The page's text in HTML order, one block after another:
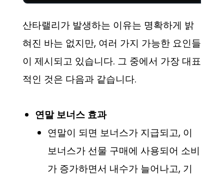
산타랠리가 발생하는 이유는 명확하게 밝
혀진 바는 없지만, 여러 가지 가능한 요인들
이 제시되고 있습니다. 그 중에서 가장 대표
적인 것은 다음과 같습니다.
연말 보너스 효과
연말이 되면 보너스가 지급되고, 이
보너스가 선물 구매에 사용되어 소비
가 증가하면서 내수가 늘어나고, 기